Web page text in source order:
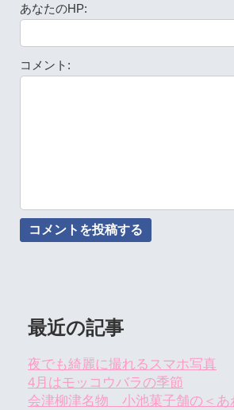
あなたのHP:
コメント:
最近の記事
夜でも綺麗に撮れるスマホ写真
4月はモッコウバラの季節
会津柳津名物 小池菓子舗の＜あ